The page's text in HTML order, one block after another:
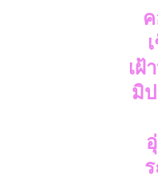
เฝ้
มิ